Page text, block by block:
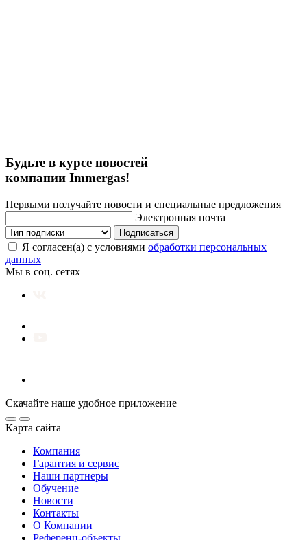
Будьте в курсе новостей
компании Immergas!
Первыми получайте новости и специальные предложения
Электронная почта
Подписаться
Я согласен(а) с условиями обработки персональных
данных
Мы в соц. сетях
Скачайте наше удобное приложение
Карта сайта
Компания
Гарантия и сервис
Наши партнеры
Обучение
Новости
Контакты
О Компании
Референц-объекты